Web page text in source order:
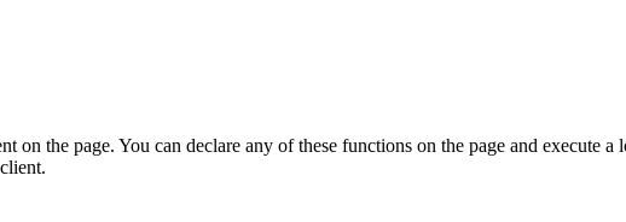
on the page. You can declare any of these functions on the page and execute